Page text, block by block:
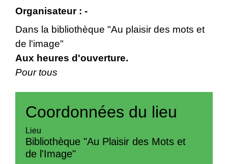
Organisateur : -
Dans la bibliothèque "Au plaisir des mots et
de l'image"
Aux heures d'ouverture.
Pour tous
Coordonnées du lieu
Lieu
Bibliothèque "Au Plaisir des Mots et
de l'Image"